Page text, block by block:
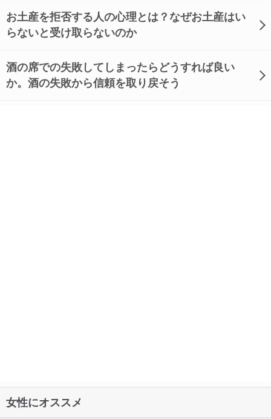
お土産を拒否する人の心理とは？なぜお土産はい
らないと受け取らないのか
酒の席での失敗してしまったらどうすれば良い
か。酒の失敗から信頼を取り戻そう
女性にオススメ